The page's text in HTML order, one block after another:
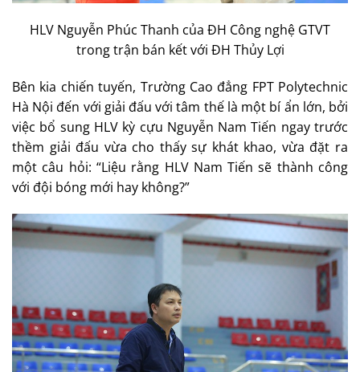
HLV Nguyễn Phúc Thanh của ĐH Công nghệ GTVT
trong trận bán kết với ĐH Thủy Lợi
Bên kia chiến tuyến, Trường Cao đẳng FPT Polytechnic
Hà Nội đến với giải đấu với tâm thế là một bí ẩn lớn, bởi
việc bổ sung HLV kỳ cựu Nguyễn Nam Tiến ngay trước
thềm giải đấu vừa cho thấy sự khát khao, vừa đặt ra
một câu hỏi: “Liệu rằng HLV Nam Tiến sẽ thành công
với đội bóng mới hay không?”